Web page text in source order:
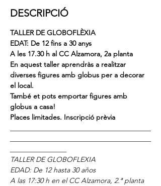
DESCRIPCIÓ
TALLER DE GLOBOFLÈXIA
EDAT: De 12 fins a 30 anys
A les 17.30 h al CC Alzamora, 2a planta
En aquest taller aprendràs a realitzar
diverses figures amb globus per a decorar
el local.
També et pots emportar figures amb
globus a casa!
Places limitades. Inscripció prèvia
TALLER DE GLOBOFLEXIA
EDAD: De 12 hasta 30 años
A las 17:30 h en el CC Alzamora, 2.ª planta